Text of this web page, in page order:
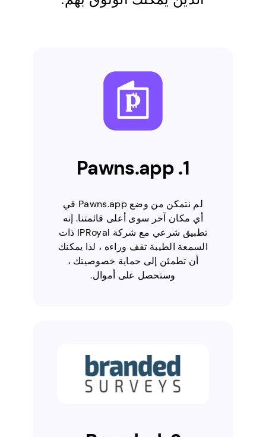
1. Pawns.app
لم نتمكن من وضع Pawns.app في
أي مكان آخر سوى أعلى قائمتنا. إنه
تطبيق شرعي مع شركة IPRoyal ذات
السمعة الطيبة تقف وراءه ، لذا يمكنك
أن تطمئن إلى حماية خصوصيتك ،
وستحصل على أموال.